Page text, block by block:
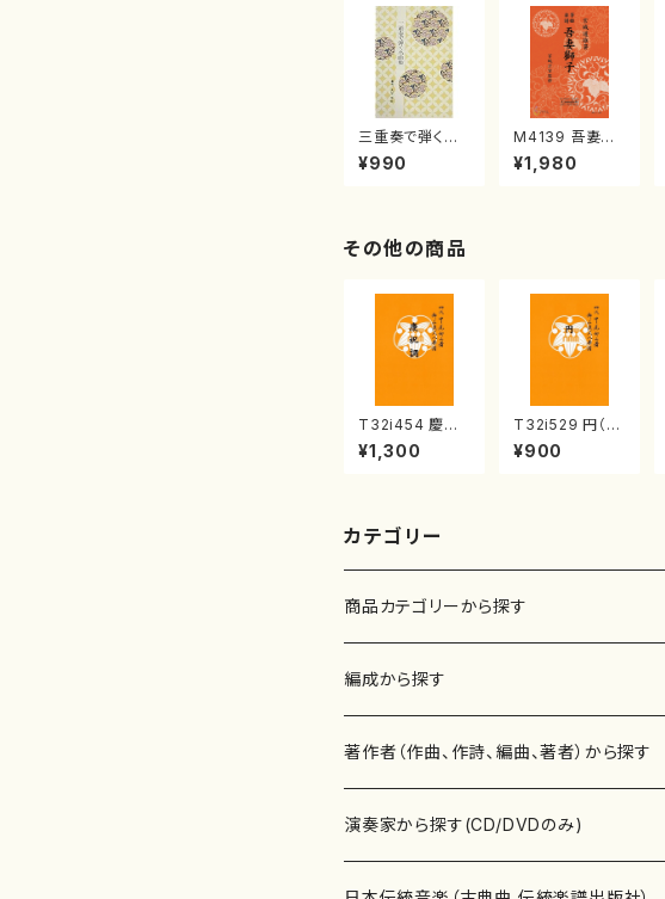
中西覚、）/楽譜）
三重奏で弾く名
曲集 クリスマ
スメドレー( 箏
¥990
M4139 吾妻獅
子《箏曲楽譜》
（箏/宮城道雄
¥1,980
その他の商品
T32i454 慶祝
調（尺八/久本玄
智/楽譜）都山流
¥1,300
T32i529 円（尺
八/二代 池田静
山/楽譜）都山流
¥900
カテゴリー
商品カテゴリーから探す
楽譜
書籍
書籍
テキストブック
CD・DVD
編成から探す
邦楽器
箏・琴（ソロ）
箏・琴（合奏）
合唱
混声合唱
著作者（作曲、作詩、編曲、著者）から探す
あ行
青木省三(アオキ ショウゾウ)
演奏家から探す(CD/DVDのみ)